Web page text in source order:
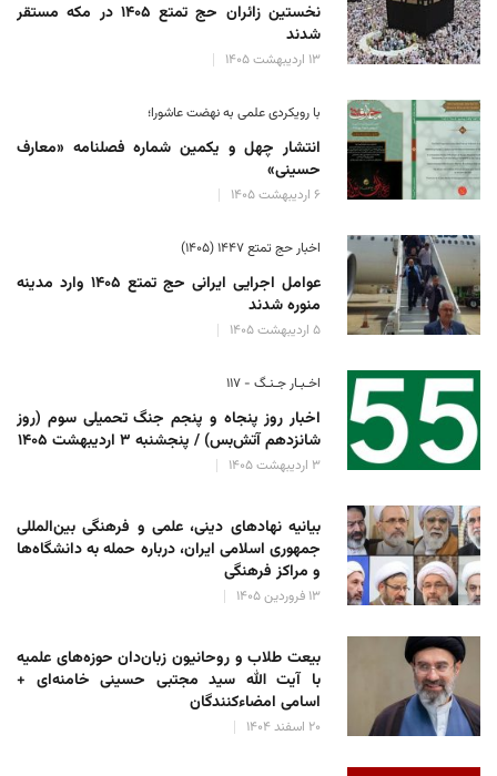
نخستین زائران حج تمتع ۱۴۰۵ در مکه مستقر
شدند
۱۳ اردیبهشت ۱۴۰۵
با رویکردی علمی به نهضت عاشورا؛
انتشار چهل و یکمین شماره فصلنامه «معارف
حسینی»
۶ اردیبهشت ۱۴۰۵
اخبار حج تمتع ۱۴۴۷ (۱۴۰۵)
عوامل اجرایی ایرانی حج تمتع ۱۴۰۵ وارد مدینه
منوره ‌شدند
۵ اردیبهشت ۱۴۰۵
اخـبـار جـنـگ - ۱۱۷
اخبار روز پنجاه و پنجم جنگ تحمیلی سوم (روز
شانزدهم آتش‌بس) / پنجشنبه ۳ اردیبهشت ۱۴۰۵
۳ اردیبهشت ۱۴۰۵
بیانیه نهادهای دینی، علمی و فرهنگی بین‌المللی
جمهوری اسلامی ایران، درباره حمله به دانشگاه‌ها
و مراکز فرهنگی
۱۳ فروردین ۱۴۰۵
بیعت طلاب و روحانیون زبان‌دان حوزه‌های علمیه
با آیت الله سید مجتبی حسینی خامنه‌ای +
اسامی امضاءکنندگان
۲۰ اسفند ۱۴۰۴